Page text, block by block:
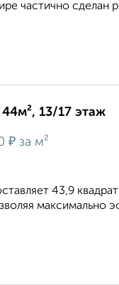
частично
13/17 этаж
₽ за м²
43,9
максимально